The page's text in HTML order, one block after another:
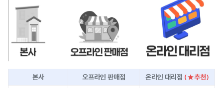
본사 오프라인 판매점 온라인 대리점 (★추천)